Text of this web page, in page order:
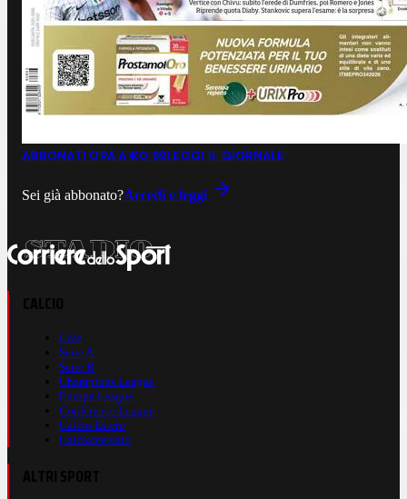
ABBONATI ORA A €0,99LEGGI IL GIORNALE
Sei già abbonato?Accedi e leggi
Live
Serie A
Serie B
Champions League
Europa League
Conference League
Calcio Estero
Calciomercato